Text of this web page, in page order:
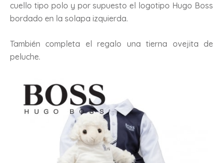
cuello tipo polo y por supuesto el logotipo Hugo Boss
bordado en la solapa izquierda.
También completa el regalo una tierna ovejita de
peluche.